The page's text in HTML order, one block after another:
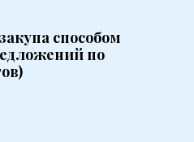
способом
по